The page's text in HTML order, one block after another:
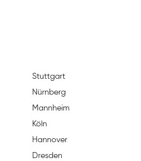
Stuttgart
Nürnberg
Mannheim
Köln
Hannover
Dresden